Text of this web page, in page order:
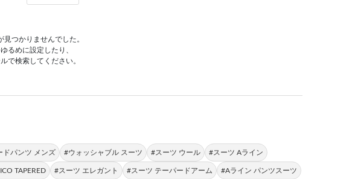
見つかりませんでした。
るめに設定したり、
で検索してください。
ドパンツ メンズ #ウォッシャブル スーツ #スーツ ウール #スーツ Aライン
TAPERED #スーツ エレガント #スーツ テーパードアーム #Aライン パンツスーツ